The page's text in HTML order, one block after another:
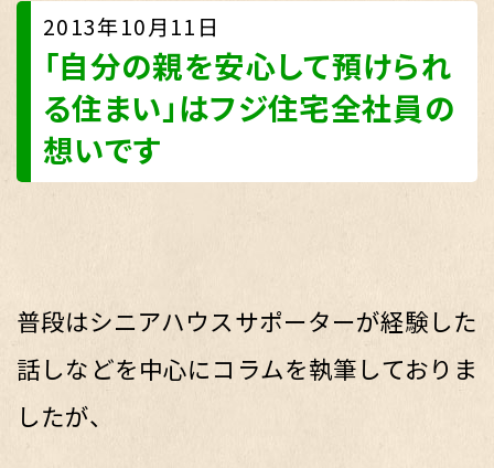
2013年10月11日
「自分の親を安心して預けられ
る住まい」はフジ住宅全社員の
想いです
普段はシニアハウスサポーターが経験した
話しなどを中心にコラムを執筆しておりま
したが、